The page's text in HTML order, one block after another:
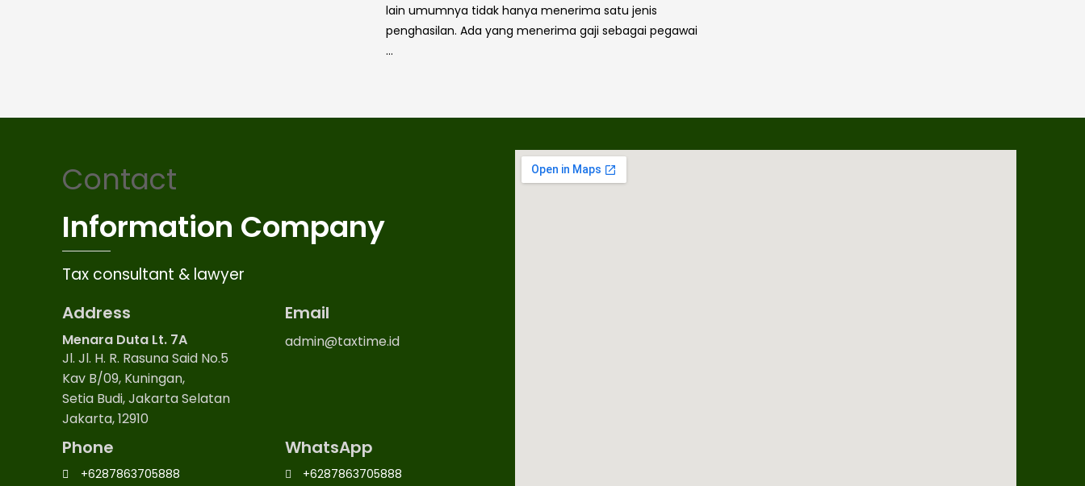
lain umumnya tidak hanya menerima satu jenis
penghasilan. Ada yang menerima gaji sebagai pegawai
…
Contact
Information Company
Tax consultant & lawyer
Address
Menara Duta Lt. 7A
Jl. Jl. H. R. Rasuna Said No.5
Kav B/09, Kuningan,
Setia Budi, Jakarta Selatan
Jakarta, 12910
Email
admin@taxtime.id
Phone
+6287863705888
WhatsApp
+6287863705888